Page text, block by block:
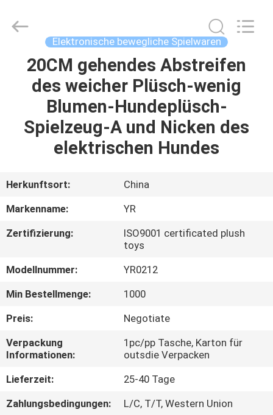
HAUS
PRODUKTE
ÜBER
FABRIK-
QUALITÄTSKONTROLLE
TRETEN
SIE
MIT
UNS
IN
VERBINDUNG
Elektronische bewegliche Spielwaren
20CM gehendes Abstreifen
des weicher Plüsch-wenig
Blumen-Hundeplüsch-
Spielzeug-A und Nicken des
elektrischen Hundes
Herkunftsort:
China
Markenname:
YR
Zertifizierung:
ISO9001 certificated plush
toys
Modellnummer:
YR0212
Min Bestellmenge:
1000
Preis:
Negotiate
Verpackung
Informationen:
1pc/pp Tasche, Karton für
outsdie Verpacken
Lieferzeit:
25-40 Tage
Zahlungsbedingungen:
L/C, T/T, Western Union